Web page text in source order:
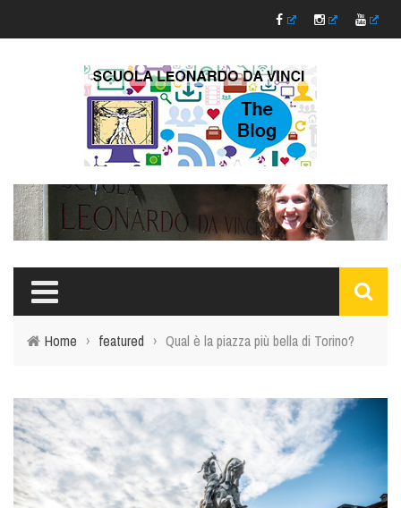
Home › featured › Qual è la piazza più bella di Torino?